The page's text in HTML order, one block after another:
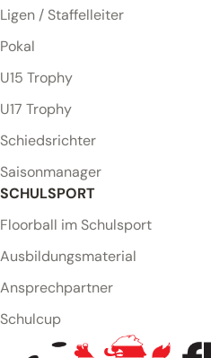
Ligen / Staffelleiter
Pokal
U15 Trophy
U17 Trophy
Schiedsrichter
Saisonmanager
SCHULSPORT
Floorball im Schulsport
Ausbildungsmaterial
Ansprechpartner
Schulcup